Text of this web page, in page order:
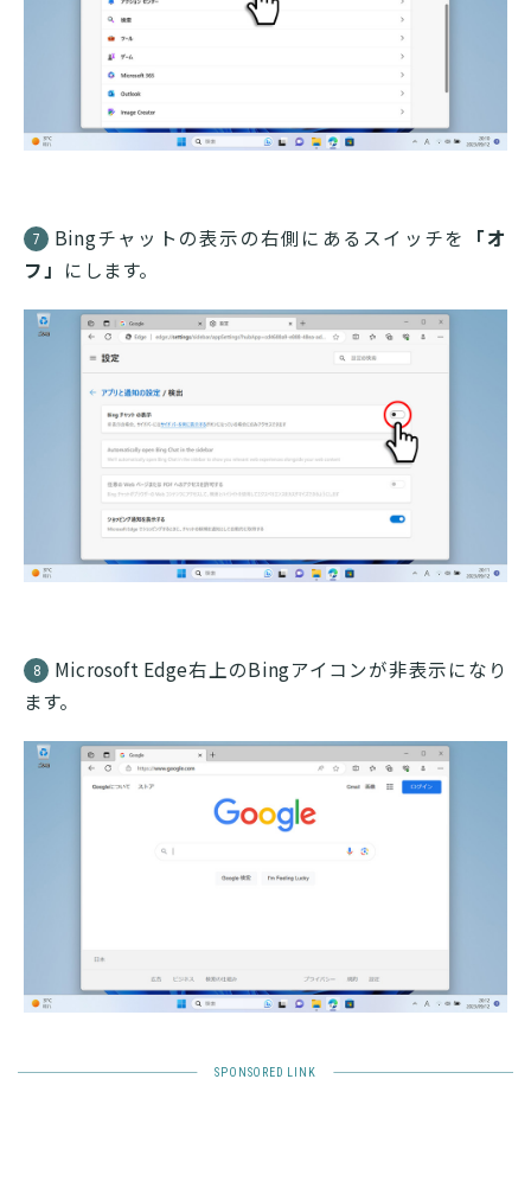
7 Bingチャットの表示の右側にあるスイッチを
「オ
フ」 にします。
8
Microsoft Edge右上のBingアイコンが非表示になり
ます。